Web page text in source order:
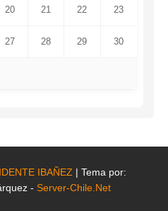
20 21 22 23
27 28 29 30
IBAÑEZ | Tema por:
- Server-Chile.Net